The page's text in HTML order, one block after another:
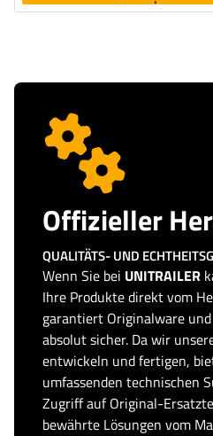
legen
Offizieller
QUALITÄTS- UND
Wenn Sie bei UNITRAILER
Ihre Produkte direkt vom
garantiert Originalware
absolut sicher. Da wir
entwickeln und fertigen,
umfassenden technischen
Zugriff auf Original-
bewährte Lösungen vom